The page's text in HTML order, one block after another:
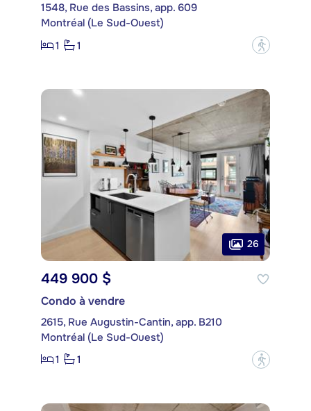
1548, Rue des Bassins, app. 609
Montréal (Le Sud-Ouest)
1
1 ?
26
449 900 $
Condo à vendre
2615, Rue Augustin-Cantin, app. B210
Montréal (Le Sud-Ouest)
1
1 ?